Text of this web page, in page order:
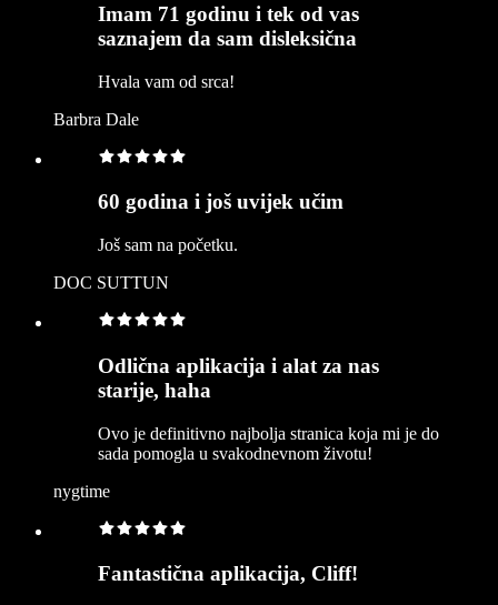
Imam 71 godinu i tek od vas
saznajem da sam disleksična
Hvala vam od srca!
Barbra Dale
60 godina i još uvijek učim
Još sam na početku.
DOC SUTTUN
Odlična aplikacija i alat za nas
starije, haha
Ovo je definitivno najbolja stranica koja mi je do
sada pomogla u svakodnevnom životu!
nygtime
Fantastična aplikacija, Cliff!